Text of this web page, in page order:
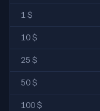
1 $
10 $
25 $
50 $
100 $